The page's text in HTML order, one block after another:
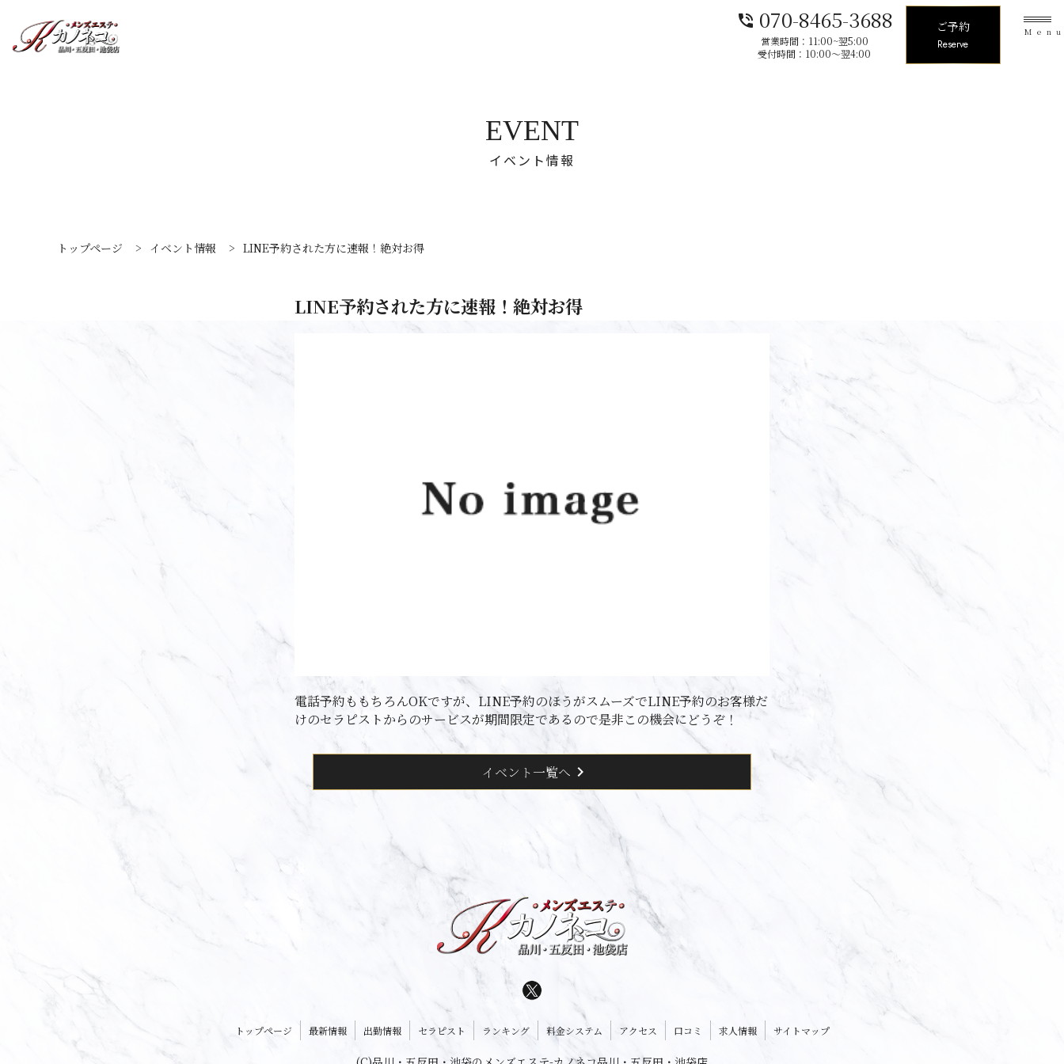
phone_in_talk 070-8465-3688
営業時間：11:00~翌5:00
受付時間：10:00〜翌4:00
ご予約
Reserve
イベント情報
EVENT
トップページ > イベント情報 > LINE予約された方に速報！絶対お得
LINE予約された方に速報！絶対お得
電話予約ももちろんOKですが、LINE予約のほうがスムーズでLINE予約のお客様だ
けのセラピストからのサービスが期間限定であるので是非この機会にどうぞ！
イベント一覧へ chevron_right
トップページ 最新情報 出勤情報 セラピスト ランキング 料金システム アクセス 口コミ 求人情報 サイトマップ